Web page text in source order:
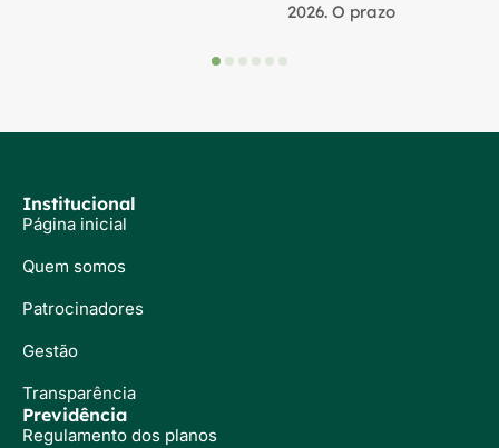
2026. O prazo
Institucional
Página inicial
Quem somos
Patrocinadores
Gestão
Transparência
Previdência
Regulamento dos planos